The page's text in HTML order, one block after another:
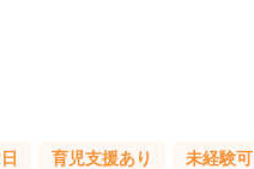
育児支援あり 未経験可